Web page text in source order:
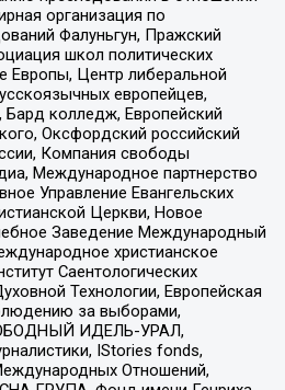
организация по
Фалуньгун, Пражский
школ политических
Европы, Центр либеральной
европейцев,
колледж, Европейский
Оксфордский российский
Компания свободы
Международное партнерство
Управление Евангельских
Церкви, Новое
Заведение Международный
христианское
Саентологических
Технологии, Европейская
за выборами,
ИДЕЛЬ-УРАЛ,
IStories fonds,
Отношений,